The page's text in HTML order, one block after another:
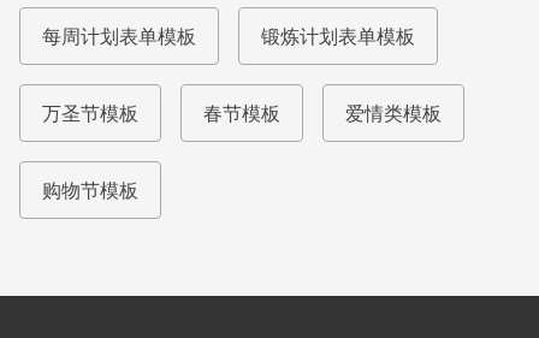
每周计划表单模板 锻炼计划表单模板
万圣节模板 春节模板 爱情类模板
购物节模板